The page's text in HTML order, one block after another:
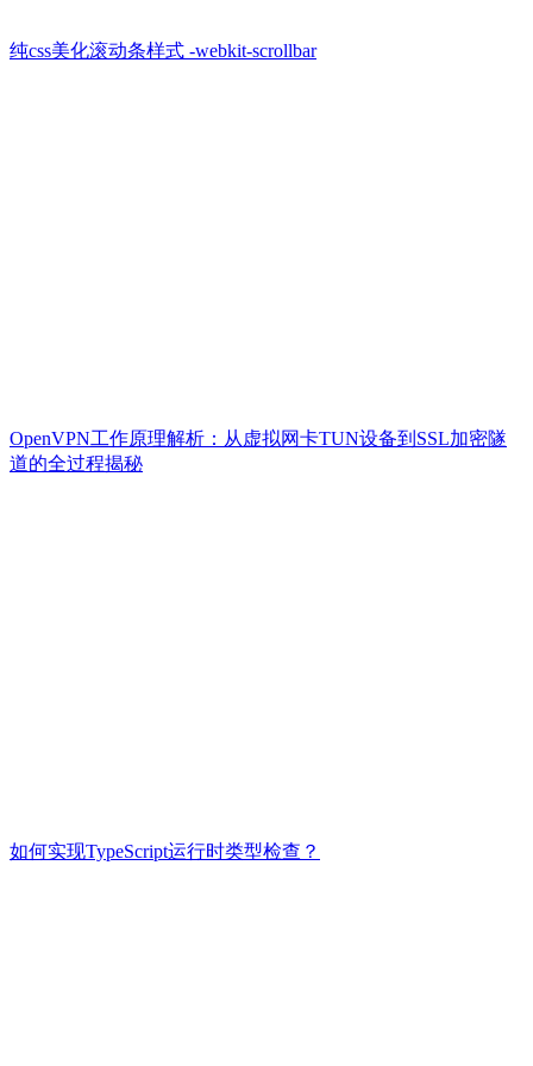
纯css美化滚动条样式 -webkit-scrollbar
OpenVPN工作原理解析：从虚拟网卡TUN设备到SSL加密隧
道的全过程揭秘
如何实现TypeScript运行时类型检查？